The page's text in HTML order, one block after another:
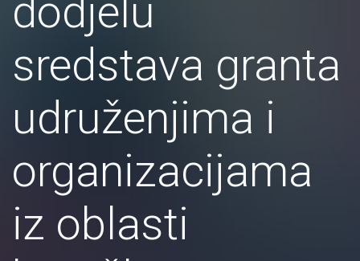
dodjelu
sredstava granta
udruženjima i
organizacijama
iz oblasti